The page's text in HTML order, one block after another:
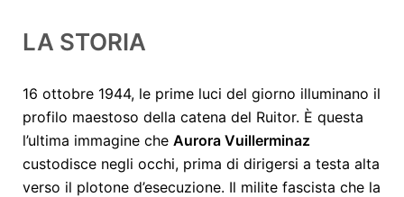
LA STORIA
16 ottobre 1944, le prime luci del giorno illuminano il
profilo maestoso della catena del Ruitor. È questa
l’ultima immagine che Aurora Vuillerminaz
custodisce negli occhi, prima di dirigersi a testa alta
verso il plotone d’esecuzione. Il milite fascista che la